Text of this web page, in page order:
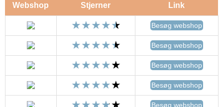
Webshop Stjerner Link
Besøg webshop
Besøg webshop
Besøg webshop
Besøg webshop
Besøg webshop